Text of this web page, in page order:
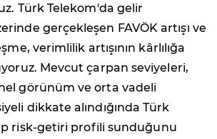
Türk Telekom'da gelir
gerçekleşen FAVÖK artışı ve
verimlilik artışının kârlılığa
Mevcut çarpan seviyeleri,
görünüm ve orta vadeli
dikkate alındığında Türk
risk-getiri profili sunduğunu